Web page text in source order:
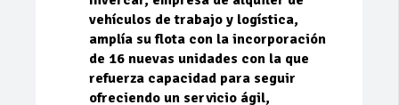
vehículos de trabajo y logística,
amplía su flota con la incorporación
de 16 nuevas unidades con la que
refuerza capacidad para seguir
ofreciendo un servicio ágil,